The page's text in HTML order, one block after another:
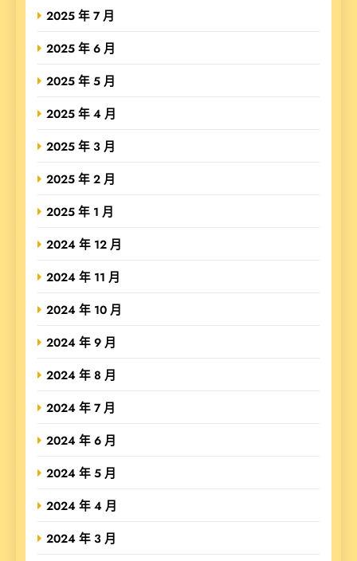
2025 年 7 月
2025 年 6 月
2025 年 5 月
2025 年 4 月
2025 年 3 月
2025 年 2 月
2025 年 1 月
2024 年 12 月
2024 年 11 月
2024 年 10 月
2024 年 9 月
2024 年 8 月
2024 年 7 月
2024 年 6 月
2024 年 5 月
2024 年 4 月
2024 年 3 月